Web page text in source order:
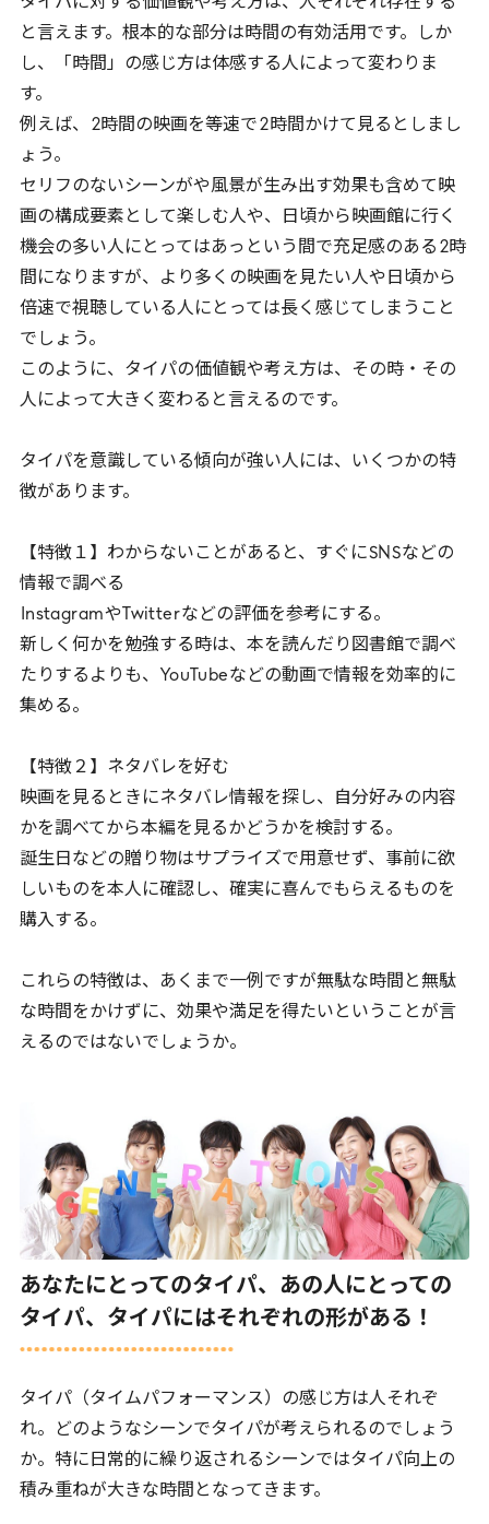
と言えます。根本的な部分は時間の有効活用です。しか
し、「時間」の感じ方は体感する人によって変わりま
す。
例えば、
2時間の映画を等速で2時間かけて見るとしまし
ょう。
セリフのないシーンがや風景が生み出す効果も含めて映
画の構成要素として楽しむ人や、日頃から映画館に行く
機会の多い人にとってはあっという間で充足感のある 2時
間になりますが、より多くの映画を見たい人や日頃から
倍速で視聴している人にとっては長く感じてしまうこと
でしょう。
このように、タイパの価値観や考え方は、その時・その
人によって大きく変わると言えるのです。
タイパを意識している傾向が強い人には、いくつかの特
徴があります。
【特徴１】わからないことがあると、すぐにSNSなどの
情報で調べる
Instagramや Twitterなどの評価を参考にする。
新しく何かを勉強する時は、本を読んだり図書館で調べ
たりするよりも、
YouTubeなどの動画で情報を効率的に
集める。
【特徴２】ネタバレを好む
映画を見るときにネタバレ情報を探し、自分好みの内容
かを調べてから本編を見るかどうかを検討する。
誕生日などの贈り物はサプライズで用意せず、事前に欲
しいものを本人に確認し、確実に喜んでもらえるものを
購入する。
これらの特徴は、あくまで一例ですが無駄な時間と無駄
な時間をかけずに、効果や満足を得たいということが言
えるのではないでしょうか。
あなたにとってのタイパ、あの人にとっての
タイパ、タイパにはそれぞれの形がある！
タイパ（タイムパフォーマンス）の感じ方は人それぞ
れ。どのようなシーンでタイパが考えられるのでしょう
か。特に日常的に繰り返されるシーンではタイパ向上の
積み重ねが大きな時間となってきます。